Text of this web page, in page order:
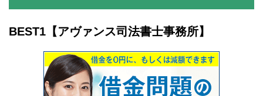
BEST1 【アヴァンス司法書士事務所】